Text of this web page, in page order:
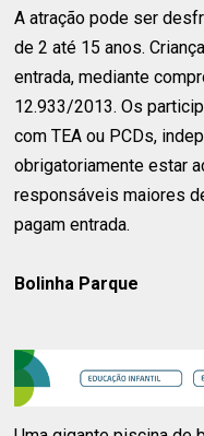
A atração pode ser
de 2 até 15 anos.
entrada, mediante
12.933/2013. Os
com TEA ou PCDs,
obrigatoriamente estar
responsáveis maiores
pagam entrada.
Bolinha Parque